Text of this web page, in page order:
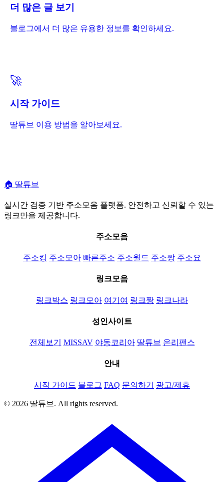
더 많은 글 보기
블로그에서 더 많은 유용한 정보를 확인하세요.
🚀
시작 가이드
딸튜브 이용 방법을 알아보세요.
🏠 딸튜브
실시간 검증 기반 주소모음 플랫폼. 안전하고 신뢰할 수 있는
링크만을 제공합니다.
주소모음
주소킹 주소모아 빠른주소 주소월드 주소짱 주소요
링크모음
링크박스 링크모아 여기여 링크짱 링크나라
성인사이트
전체보기 MISSAV 야동코리아 딸튜브 온리팬스
안내
시작 가이드 블로그 FAQ 문의하기 광고/제휴
© 2026 딸튜브. All rights reserved.